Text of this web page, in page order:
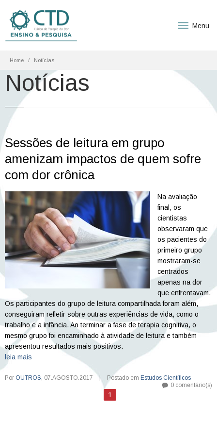
Menu
Home Notícias
Notícias
Sessões de leitura em grupo
amenizam impactos de quem sofre
com dor crônica
Na avaliação
final, os
cientistas
observaram que
os pacientes do
primeiro grupo
mostraram-se
centrados
apenas na dor
que enfrentavam.
Os participantes do grupo de leitura compartilhada foram além,
conseguiram refletir sobre outras experiências de vida, como o
trabalho e a infância. Ao terminar a fase de terapia cognitiva, o
mesmo grupo foi encaminhado à atividade de leitura e também
apresentou resultados mais positivos.
leia mais
Por OUTROS, 07.AGOSTO.2017 | Postado em Estudos Científicos
0 comentário(s)
1